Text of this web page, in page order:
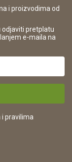
i proizvodima od
odjaviti pretplatu
e-maila na
i pravilima